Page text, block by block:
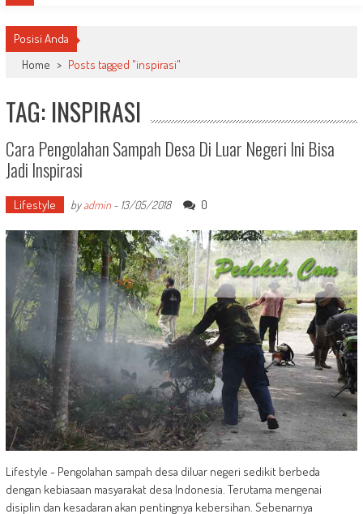
Posisi Anda
Home > Posts tagged "inspirasi"
TAG: INSPIRASI
Cara Pengolahan Sampah Desa Di Luar Negeri Ini Bisa
Jadi Inspirasi
Lifestyle byadmin- 13/05/2018 0
Lifestyle - Pengolahan sampah desa diluar negeri sedikit berbeda
dengan kebiasaan masyarakat desa Indonesia. Terutama mengenai
disiplin dan kesadaran akan pentingnya kebersihan. Sebenarnya